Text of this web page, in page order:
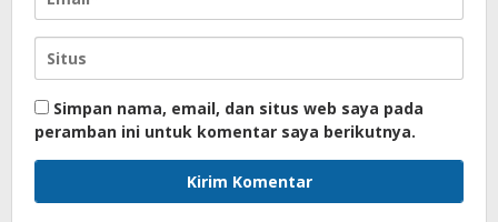
Simpan nama, email, dan situs web saya pada
peramban ini untuk komentar saya berikutnya.